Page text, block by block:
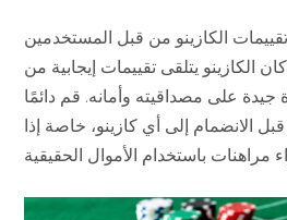
الكازينو من قبل المستخدمين
كان الكازينو يتلقى تقييمات إيجابية من
جيدة على مصداقيته وأمانه. قم دائمًا
الانضمام إلى أي كازينو، خاصة إذا